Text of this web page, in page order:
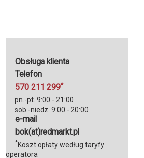
Obsługa klienta
Telefon
570 211 299*
pn.-pt. 9:00 - 21:00
sob.-niedz. 9:00 - 20:00
e-mail
bok(at)redmarkt.pl
*Koszt opłaty według taryfy
operatora